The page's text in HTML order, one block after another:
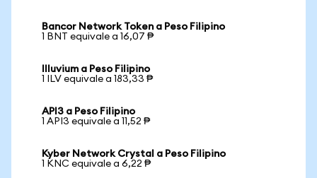
Bancor Network Token a Peso Filipino
1 BNT equivale a 16,07 ₱
Illuvium a Peso Filipino
1 ILV equivale a 183,33 ₱
API3 a Peso Filipino
1 API3 equivale a 11,52 ₱
Kyber Network Crystal a Peso Filipino
1 KNC equivale a 6,22 ₱